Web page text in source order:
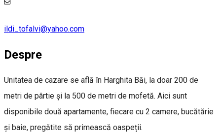
ildi_tofalvi@yahoo.com
Despre
Unitatea de cazare se află în Harghita Băi, la doar 200 de
metri de pârtie și la 500 de metri de mofetă. Aici sunt
disponibile două apartamente, fiecare cu 2 camere, bucătărie
și baie, pregătite să primească oaspeții.